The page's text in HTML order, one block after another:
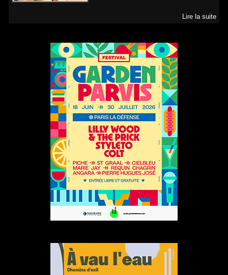
Lire la suite